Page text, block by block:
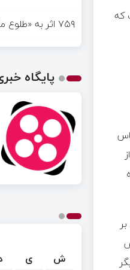
که
۷۵۹ اثر به «طلوع ماه» رسید
پایگاه
ش
ی